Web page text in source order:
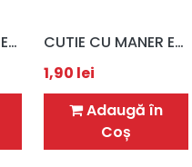
CUTIE CU MANER EDEN / PRAJITURI / 17x10x6 CM
CUTIE CU MANER EDEN / PRAJITURI / 17x15x5,5 CM
1,90 lei
Adaugă în
Coș